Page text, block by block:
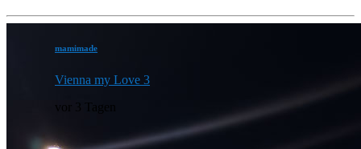
mamimade
Vienna my Love 3
vor 3 Tagen